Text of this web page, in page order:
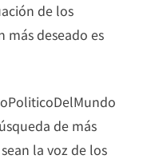
de los
más deseado es
de más
la voz de los